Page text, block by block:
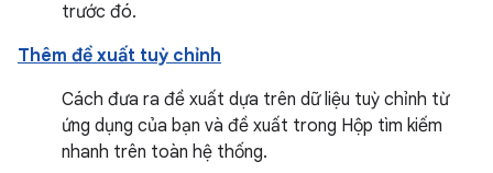
trước đó.
Thêm đề xuất tuỳ chỉnh
Cách đưa ra đề xuất dựa trên dữ liệu tuỳ chỉnh từ
ứng dụng của bạn và đề xuất trong Hộp tìm kiếm
nhanh trên toàn hệ thống.